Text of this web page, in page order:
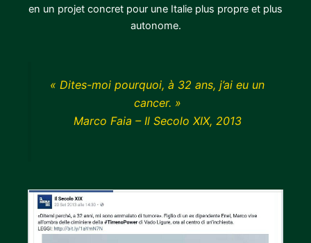
en un projet concret pour une Italie plus propre et plus
autonome.
« Dites-moi pourquoi, à 32 ans, j’ai eu un
cancer. »
Marco Faia – Il Secolo XIX, 2013